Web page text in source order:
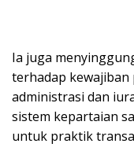
Ia juga
terhadap
administrasi dan
sistem kepartaian
untuk praktik